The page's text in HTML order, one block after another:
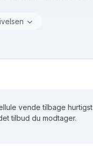
vende tilbage hurtigst
tilbud du modtager.